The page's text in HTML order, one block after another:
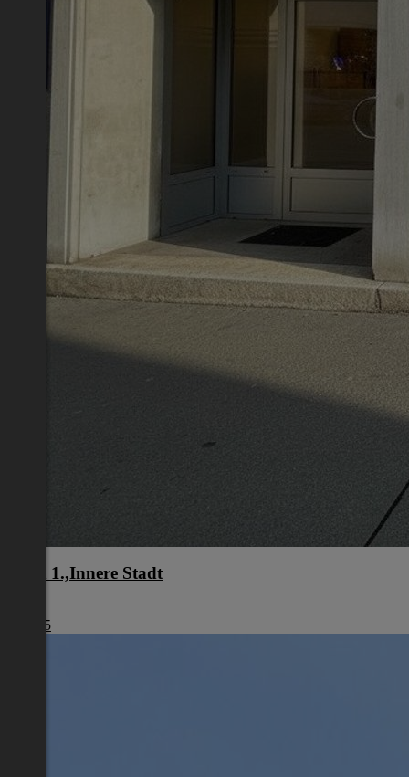
Wien 1.,Innere Stadt
€ 1.245